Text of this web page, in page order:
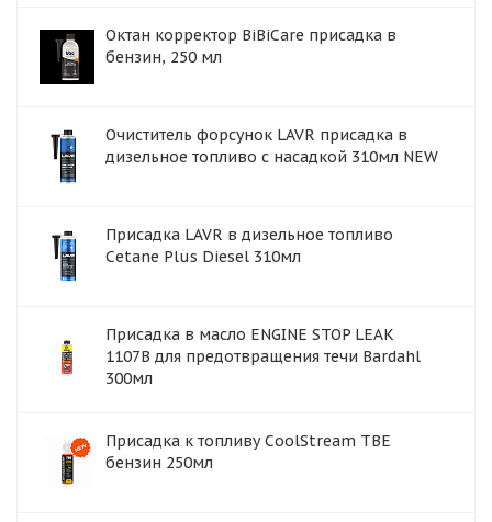
Октан корректор BiBiCare присадка в
бензин, 250 мл
Очиститель форсунок LAVR присадка в
дизельное топливо с насадкой 310мл NEW
Присадка LAVR в дизельное топливо
Cetane Plus Diesel 310мл
Присадка в масло ENGINE STOP LEAK
1107B для предотвращения течи Bardahl
300мл
Присадка к топливу CoolStream TBE
бензин 250мл